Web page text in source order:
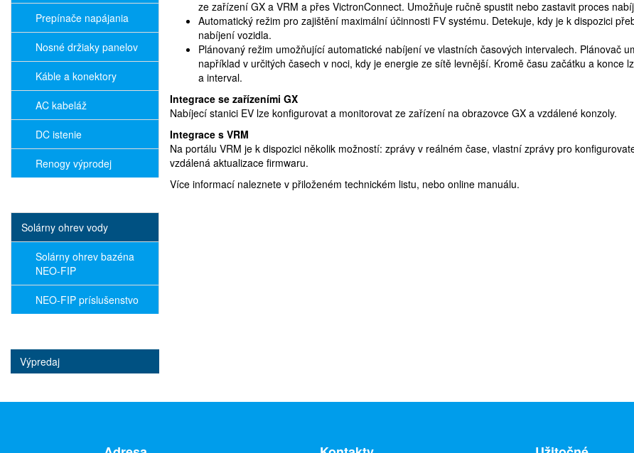
Prepínače napájania
Nosné držiaky panelov
Káble a konektory
AC kabeláž
DC istenie
Renogy výprodej
Solárny ohrev vody
Solárny ohrev bazéna
NEO-FIP
NEO-FIP príslušenstvo
Výpredaj
ze zařízení GX a VRM a přes VictronConnect. Umožňuje ručně spustit nebo zastavit proces
Automatický režim pro zajištění maximální účinnosti FV systému. Detekuje, kdy je k dispozici
nabíjení vozidla.
Plánovaný režim umožňující automatické nabíjení ve vlastních časových intervalech. Plánovač
například v určitých časech v noci, kdy je energie ze sítě levnější. Kromě času začátku a konce
a interval.
Integrace se zařízeními GX
Nabíjecí stanici EV lze konfigurovat a monitorovat ze zařízení na obrazovce GX a vzdálené konzoly.
Integrace s VRM
Na portálu VRM je k dispozici několik možností: zprávy v reálném čase, vlastní zprávy pro
vzdálená aktualizace firmwaru.
Více informací naleznete v přiloženém technickém listu, nebo online manuálu.